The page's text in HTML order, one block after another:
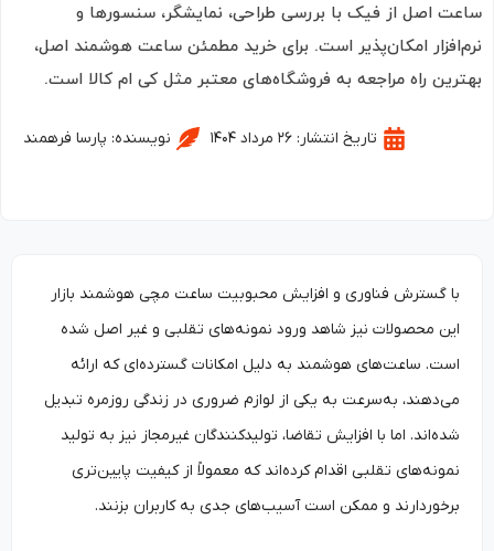
اصل از فیک با بررسی طراحی، نمایشگر، سنسورها و
امکان‌پذیر است. برای خرید مطمئن ساعت‌ هوشمند اصل،
راه مراجعه به فروشگاه‌های معتبر مثل کی ام کالا است.
تاریخ انتشار: ۲۶ مرداد ۱۴۰۴ نویسنده:پارسا فرهمند
با گسترش فناوری و افزایش محبوبیت ساعت‌ مچی هوشمند بازار
این محصولات نیز شاهد ورود نمونه‌های تقلبی و غیر اصل شده
است. ساعت‌های هوشمند به دلیل امکانات گسترده‌ای که ارائه
می‌دهند، به‌سرعت به یکی از لوازم ضروری در زندگی روزمره تبدیل
شده‌اند. اما با افزایش تقاضا، تولیدکنندگان غیرمجاز نیز به تولید
نمونه‌های تقلبی اقدام کرده‌اند که معمولاً از کیفیت پایین‌تری
برخوردارند و ممکن است آسیب‌های جدی به کاربران بزنند.